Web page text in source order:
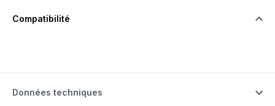
Compatibilité
Données techniques